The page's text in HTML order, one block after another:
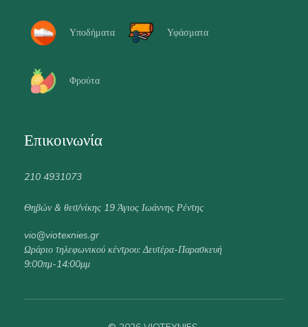
Υποδήματα Υφάσματα
Φρούτα
Επικοινωνία
210 4931073
Θηβών & θεσ/νίκης 19 Άγιος Ιωάννης Ρέντης
vio@viotexnies.gr
Ωράριο τηλεφωνικού κέντρου: Δευτέρα-Παρασκευή
9:00πμ-14:00μμ